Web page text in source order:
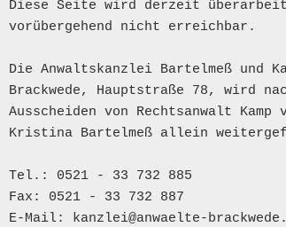
Diese Seite wird derzeit
vorübergehend nicht erreichbar.
Die Anwaltskanzlei Bartelmeß und
Brackwede, Hauptstraße 78, wird
Ausscheiden von Rechtsanwalt Kamp
Kristina Bartelmeß allein
Tel.: 0521 - 33 732 885
Fax: 0521 - 33 732 887
E-Mail: kanzlei@anwaelte-